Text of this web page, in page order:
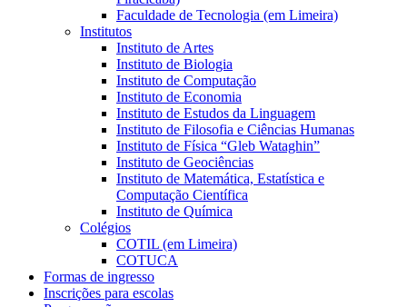
Faculdade de Tecnologia (em Limeira)
Institutos
Instituto de Artes
Instituto de Biologia
Instituto de Computação
Instituto de Economia
Instituto de Estudos da Linguagem
Instituto de Filosofia e Ciências Humanas
Instituto de Física “Gleb Wataghin”
Instituto de Geociências
Instituto de Matemática, Estatística e
Computação Científica
Instituto de Química
Colégios
COTIL (em Limeira)
COTUCA
Formas de ingresso
Inscrições para escolas